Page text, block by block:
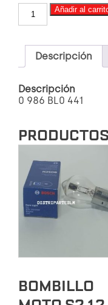
BOMBILLO
P21
21/5WP21/5W
cantidad
Añadir al
Descripción
Descripción
0 986 BL0 441
BOMBILLO